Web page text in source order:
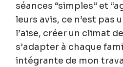
séances “simples” et
leurs avis, ce n’est pas
l’aise, créer un climat
s’adapter à chaque
intégrante de mon